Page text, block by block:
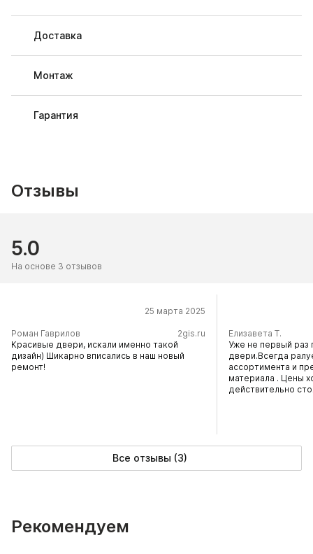
Доставка
Монтаж
Гарантия
Отзывы
5.0
На основе 3 отзывов
25 марта 2025
​Роман Гаврилов
2gis.ru
Красивые двери, искали именно такой
дизайн) Шикарно вписались в наш новый
ремонт!
Елизавета Т.
Уже не первый раз
двери.Всегда
ассортимента и
материала . Цены
действительно
Все отзывы (3)
Рекомендуем